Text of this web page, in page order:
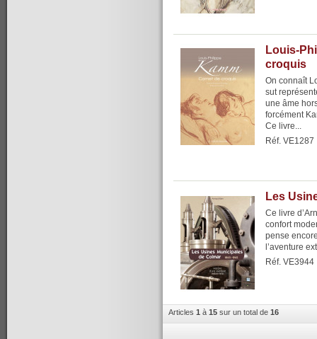
Louis-
croquis
On connaît
sut
une âme
forcément
Ce livre...
Réf. VE1287
Les
Ce livre
confort
pense
l’aventure
Réf. VE3944
Articles 1 à 15 sur un total de 16